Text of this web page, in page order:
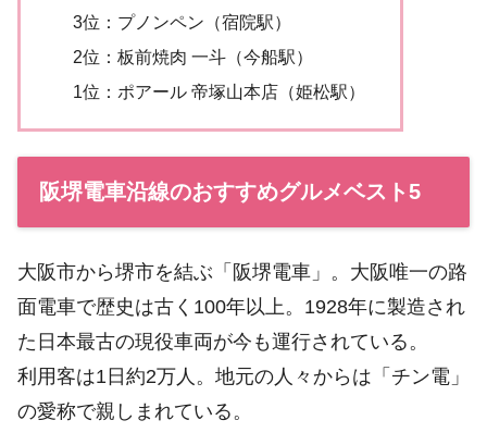
3位：プノンペン（宿院駅）
2位：板前焼肉 一斗（今船駅）
1位：ポアール 帝塚山本店（姫松駅）
阪堺電車沿線のおすすめグルメベスト5
大阪市から堺市を結ぶ「阪堺電車」。大阪唯一の路
面電車で歴史は古く100年以上。1928年に製造され
た日本最古の現役車両が今も運行されている。
利用客は1日約2万人。地元の人々からは「チン電」
の愛称で親しまれている。